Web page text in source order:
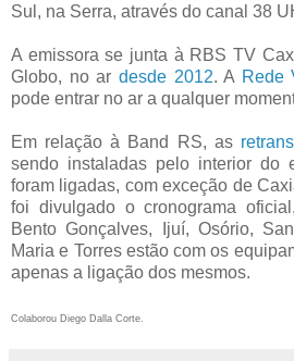
Sul, na Serra, através do canal 38
A emissora se junta à RBS TV
Globo, no ar desde 2012. A Rede
pode entrar no ar a qualquer
Em relação à Band RS, as
sendo instaladas pelo interior do
foram ligadas, com exceção de
foi divulgado o cronograma
Bento Gonçalves, Ijuí, Osório,
Maria e Torres estão com os
apenas a ligação dos mesmos.
Colaborou Diego Dalla Corte.